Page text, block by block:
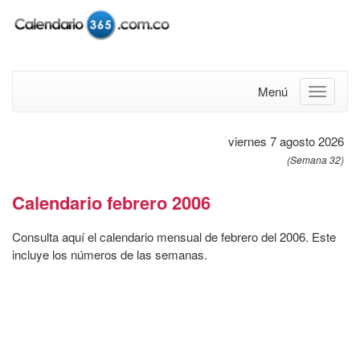
Menú
viernes 7 agosto 2026
(Semana 32)
Calendario febrero 2006
Consulta aquí el calendario mensual de febrero del 2006. Este
incluye los números de las semanas.